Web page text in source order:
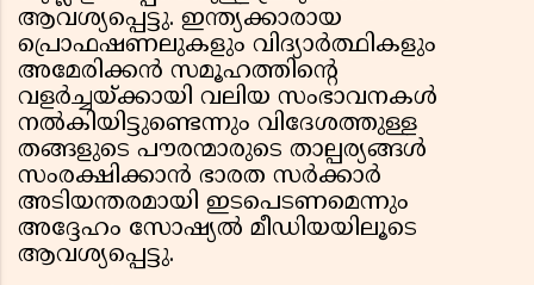
ആവശ്യപ്പെട്ടു. ഇന്ത്യക്കാരായ
പ്രൊഫഷണലുകളും വിദ്യാർത്ഥികളും
അമേരിക്കൻ സമൂഹത്തിന്റെ
വളർച്ചയ്ക്കായി വലിയ സംഭാവനകൾ
നൽകിയിട്ടുണ്ടെന്നും വിദേശത്തുള്ള
തങ്ങളുടെ പൗരന്മാരുടെ താല്പര്യങ്ങൾ
സംരക്ഷിക്കാൻ ഭാരത സർക്കാർ
അടിയന്തരമായി ഇടപെടണമെന്നും
അദ്ദേഹം സോഷ്യൽ മീഡിയയിലൂടെ
ആവശ്യപ്പെട്ടു.